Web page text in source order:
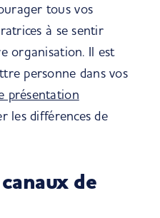
tous vos
à se sentir
organisation. Il est
personne dans vos
présentation
les différences de
de